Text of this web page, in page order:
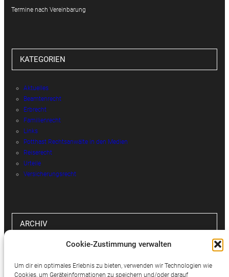
Cookie-Zustimmung verwalten
Um dir ein optimales Erlebnis zu bieten, verwenden wir Technologien wie
Cookies, um Geräteinformationen zu speichern und/oder darauf
Termine nach Vereinbarung
KATEGORIEN
Aktuelles
Beamtenrecht
Erbrecht
Familienrecht
Links
Potthast Rechtsanwälte in den Medien
Reiserecht
Urteile
Versicherungsrecht
ARCHIV